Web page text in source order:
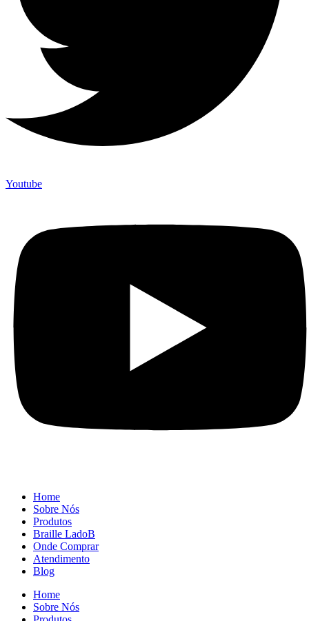
Youtube
Home
Sobre Nós
Produtos
Braille LadoB
Onde Comprar
Atendimento
Blog
Home
Sobre Nós